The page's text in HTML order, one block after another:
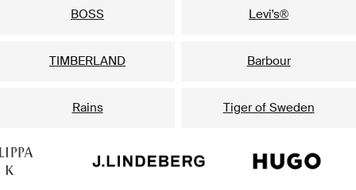
BOSS Levi's®
TIMBERLAND Barbour
Rains Tiger of Sweden